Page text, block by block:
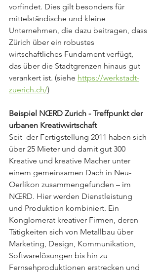
vorfindet. Dies gilt besonders für
mittelständische und kleine
Unternehmen, die dazu beitragen, dass
Zürich über ein robustes
wirtschaftliches Fundament verfügt,
das über die Stadtgrenzen hinaus gut
verankert ist. (siehe https://werkstadt-
zuerich.ch/)
Beispiel NŒRD Zurich - Treffpunkt der
urbanen Kreativwirtschaft
Seit  der Fertigstellung 2011 haben sich
über 25 Mieter und damit gut 300
Kreative und kreative Macher unter
einem gemeinsamen Dach in Neu-
Oerlikon zusammengefunden – im
NŒRD. Hier werden Dienstleistung
und Produktion kombiniert. Ein
Konglomerat kreativer Firmen, deren
Tätigkeiten sich von Metallbau über
Marketing, Design, Kommunikation,
Softwarelösungen bis hin zu
Fernsehproduktionen erstrecken und